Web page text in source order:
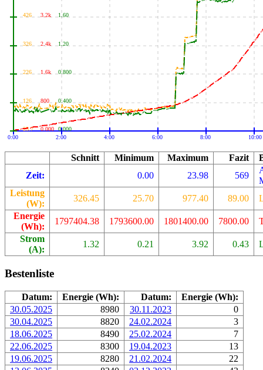
0:00 2:00 4:00 6:00 8:00 10:00
25.7
126
226
326
426
0.000
800
1.6k
2.4k
3.2k
0.000
0.400
0.800
1.20
1.60
Schnitt Minimum Maximum Fazit
Zeit:
0.00 23.98 569
Leistung
(W):
326.45 25.70 977.40 89.00
Energie
(Wh):
1797404.38 1793600.00 1801400.00 7800.00
Strom
(A):
1.32 0.21 3.92 0.43
Bestenliste
Datum: Energie (Wh): Datum:
Energie (Wh):
30.05.2025
8980 30.11.2023
0
30.04.2025
8820 24.02.2024
3
18.06.2025
8490 25.02.2024
7
22.06.2025
8300 19.04.2023
13
19.06.2025
8280 21.02.2024
22